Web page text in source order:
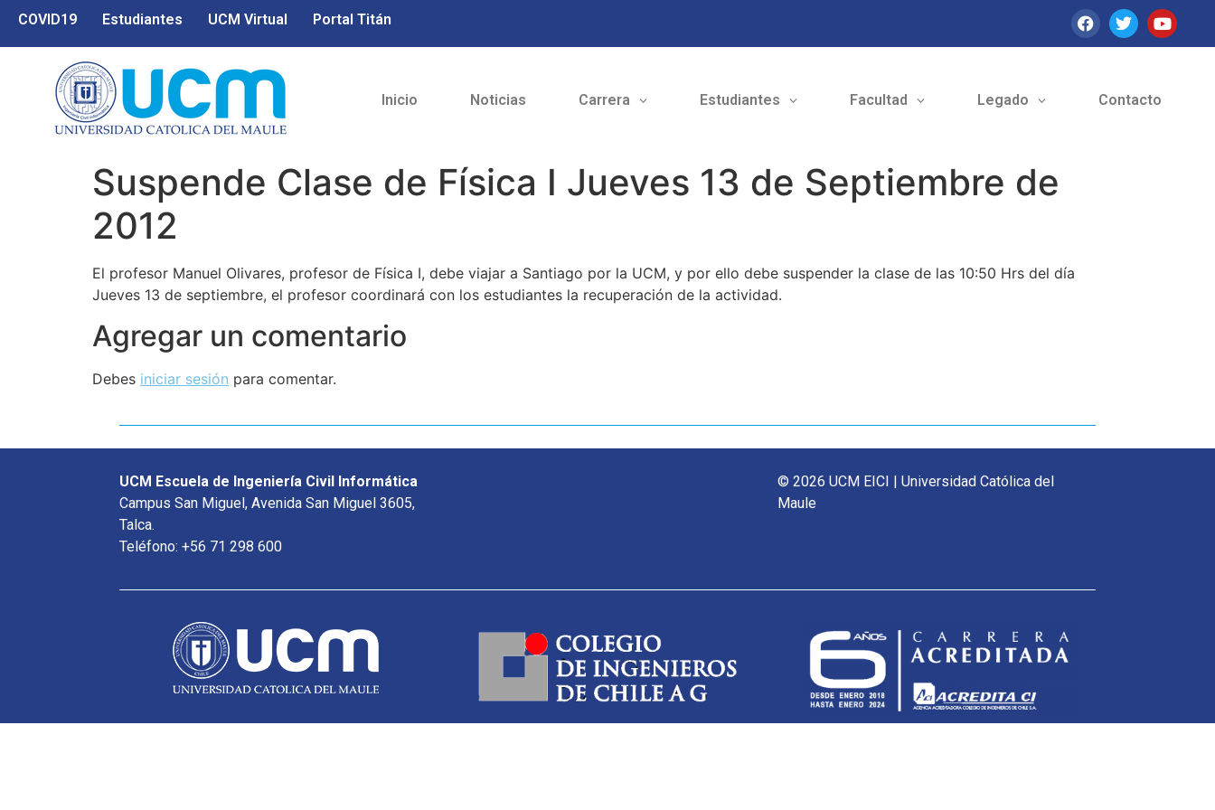
COVID19 Estudiantes UCM Virtual Portal Titán
Inicio Noticias Carrera Estudiantes Facultad Legado Contacto
Suspende Clase de Física I Jueves 13 de Septiembre de
2012
El profesor Manuel Olivares, profesor de Física I, debe viajar a Santiago por la UCM, y por ello debe suspender la clase de las 10:50 Hrs del día
Jueves 13 de septiembre, el profesor coordinará con los estudiantes la recuperación de la actividad.
Agregar un comentario
Debes iniciar sesión para comentar.
UCM Escuela de Ingeniería Civil Informática
Campus San Miguel, Avenida San Miguel 3605,
Talca.
Teléfono: +56 71 298 600
© 2026 UCM EICI | Universidad Católica del
Maule